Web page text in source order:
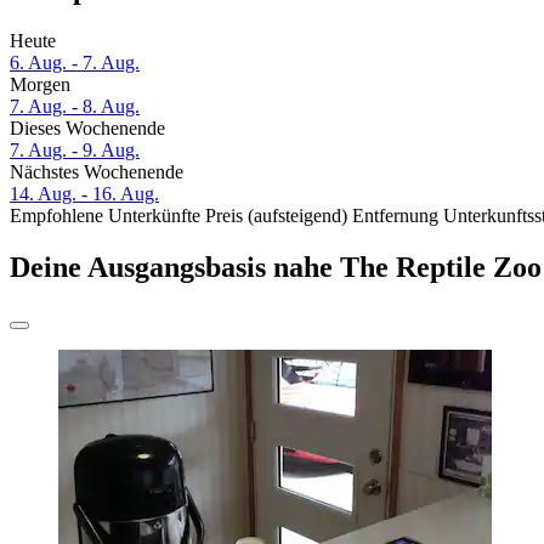
Heute
6. Aug. - 7. Aug.
Morgen
7. Aug. - 8. Aug.
Dieses Wochenende
7. Aug. - 9. Aug.
Nächstes Wochenende
14. Aug. - 16. Aug.
Empfohlene Unterkünfte Preis (aufsteigend) Entfernung
Deine Ausgangsbasis nahe The Reptile Zoo